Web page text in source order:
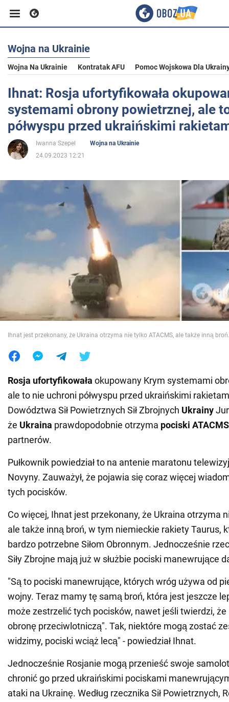
Biznes
Sport
Rozrywka
Życie
Jedzenie
Wojna na Ukrainie
Wojna Na Ukrainie Kontratak AFU Pomoc Wojskowa Dla
Ihnat: Rosja ufortyfikowała
systemami obrony powietrznej, ale
półwyspu przed ukraińskimi
Iwanna Szepel
Wojna na Ukrainie
24.09.2023 12:21
Ihnat jest przekonany, że Ukraina otrzyma nie tylko ATACMS, ale także inną broń.
Rosja ufortyfikowała okupowany Krym systemami
ale to nie uchroni półwyspu przed ukraińskimi
Dowództwa Sił Powietrznych Sił Zbrojnych Ukrainy
że Ukraina prawdopodobnie otrzyma pociski ATACMS
partnerów.
Pułkownik powiedział to na antenie maratonu
Novyny. Zauważył, że pojawia się coraz więcej
tych pocisków.
Co więcej, Ihnat jest przekonany, że Ukraina otrzyma
ale także inną broń, w tym niemieckie rakiety Taurus,
bardzo potrzebne Siłom Obronnym. Jednocześnie
Siły Zbrojne mają już w służbie pociski manewrujące
"Są to pociski manewrujące, których wróg używa od
wojny. Teraz mamy tę samą broń, która jest jeszcze
może zestrzelić tych pocisków, nawet jeśli twierdzi,
obronę przeciwlotniczą". Tak, niektóre mogą zostać
widzimy, pociski wciąż lecą" - powiedział Ihnat.
Jednocześnie Rosjanie mogą przenieść swoje
chronić go przed ukraińskimi pociskami
ataki na Ukrainę. Według rzecznika Sił Powietrznych,